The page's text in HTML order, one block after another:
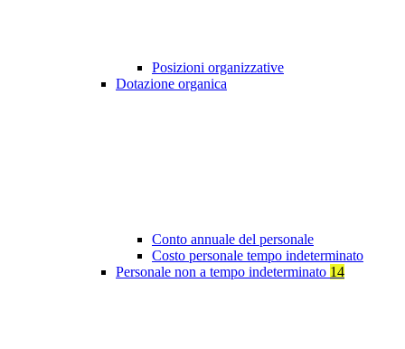
Posizioni organizzative
Dotazione organica
Conto annuale del personale
Costo personale tempo indeterminato
Personale non a tempo indeterminato 14